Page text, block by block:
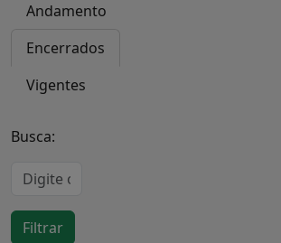
Andamento
Encerrados
Vigentes
Busca: